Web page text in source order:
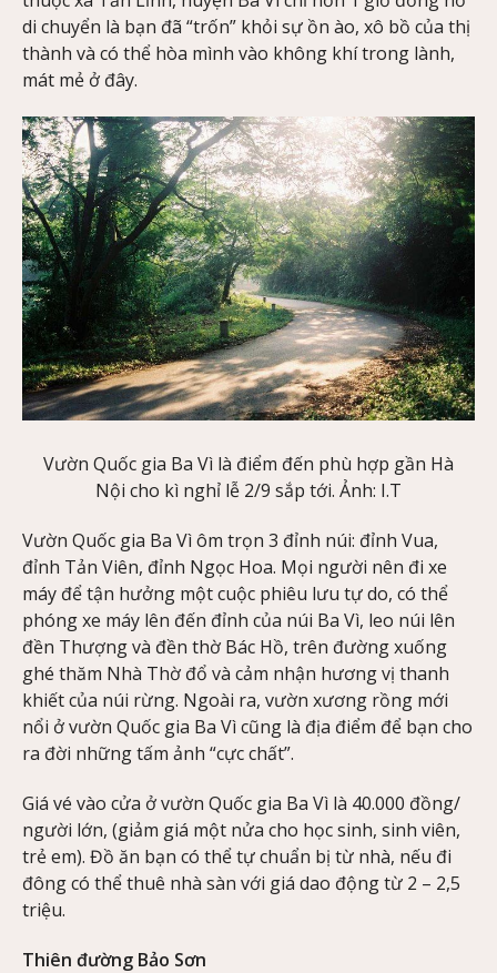
di chuyển là bạn đã “trốn” khỏi sự ồn ào, xô bồ của thị
thành và có thể hòa mình vào không khí trong lành,
mát mẻ ở đây.
Vườn Quốc gia Ba Vì là điểm đến phù hợp gần Hà
Nội cho kì nghỉ lễ 2/9 sắp tới. Ảnh: I.T
Vườn Quốc gia Ba Vì ôm trọn 3 đỉnh núi: đỉnh Vua,
đỉnh Tản Viên, đỉnh Ngọc Hoa. Mọi người nên đi xe
máy để tận hưởng một cuộc phiêu lưu tự do, có thể
phóng xe máy lên đến đỉnh của núi Ba Vì, leo núi lên
đền Thượng và đền thờ Bác Hồ, trên đường xuống
ghé thăm Nhà Thờ đổ và cảm nhận hương vị thanh
khiết của núi rừng. Ngoài ra, vườn xương rồng mới
nổi ở vườn Quốc gia Ba Vì cũng là địa điểm để bạn cho
ra đời những tấm ảnh “cực chất”.
Giá vé vào cửa ở vườn Quốc gia Ba Vì là 40.000 đồng/
người lớn, (giảm giá một nửa cho học sinh, sinh viên,
trẻ em). Đồ ăn bạn có thể tự chuẩn bị từ nhà, nếu đi
đông có thể thuê nhà sàn với giá dao động từ 2 – 2,5
triệu.
Thiên đường Bảo Sơn